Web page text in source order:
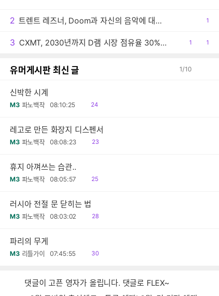
2 트렌트 레즈너, Doom과 자신의 음악에 대한 생각 밝혀
공1
3 CXMT, 2030년까지 D램 시장 점유율 30% 목표
공1
댓1
유머게시판 최신 글 1/10
신박한 시계
M3 파노백작 08:10:25
읽
24
레고로 만든 화장지 디스펜서
M3 파노백작 08:08:23
읽
23
휴지 아껴쓰는 습관..
M3 파노백작 08:05:57
읽
25
러시아 전절 문 닫히는 법
M3 파노백작 08:03:02
읽
28
파리의 무게
M3 리틀가이 07:45:55
읽
30
댓글이 고픈 영자가 올립니다. 댓글로 FLEX~